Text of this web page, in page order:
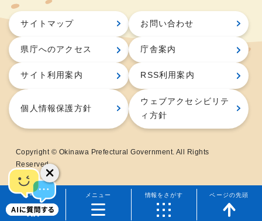
メニュー
ホーム 情報をさがす ページの先頭
サイトマップ お問い合わせ
県庁へのアクセス 庁舎案内
サイト利用案内 RSS利用案内
個人情報保護方針
ウェブアクセシビリテ
ィ方針
Copyright © Okinawa Prefectural Government. All Rights
Reserved.